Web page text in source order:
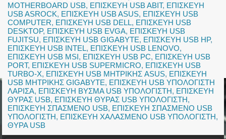
MOTHERBOARD USB, ΕΠΙΣΚΕΥΗ USB ABIT, ΕΠΙΣΚΕΥΗ
USB ASROCK, ΕΠΙΣΚΕΥΗ USB ASUS, ΕΠΙΣΚΕΥΗ USB
COMPUTER, ΕΠΙΣΚΕΥΗ USB DELL, ΕΠΙΣΚΕΥΗ USB
DESKTOP, ΕΠΙΣΚΕΥΗ USB EVGA, ΕΠΙΣΚΕΥΗ USB
FUJITSU, ΕΠΙΣΚΕΥΗ USB GIGABYTE, ΕΠΙΣΚΕΥΗ USB HP,
ΕΠΙΣΚΕΥΗ USB INTEL, ΕΠΙΣΚΕΥΗ USB LENOVO,
ΕΠΙΣΚΕΥΗ USB MSI, ΕΠΙΣΚΕΥΗ USB PC, ΕΠΙΣΚΕΥΗ USB
PORT, ΕΠΙΣΚΕΥΗ USB SUPERMICRO, ΕΠΙΣΚΕΥΗ USB
TURBO-X, ΕΠΙΣΚΕΥΗ USB ΜΗΤΡΙΚΗΣ ASUS, ΕΠΙΣΚΕΥΗ
USB ΜΗΤΡΙΚΗΣ GIGABYTE, ΕΠΙΣΚΕΥΗ USB ΥΠΟΛΟΓΙΣΤΗ
ΛΑΡΙΣΑ, ΕΠΙΣΚΕΥΗ ΒΥΣΜΑ USB ΥΠΟΛΟΓΙΣΤΗ, ΕΠΙΣΚΕΥΗ
ΘΥΡΑΣ USB, ΕΠΙΣΚΕΥΗ ΘΥΡΑΣ USB ΥΠΟΛΟΓΙΣΤΗ,
ΕΠΙΣΚΕΥΗ ΣΠΑΣΜΕΝΟ USB, ΕΠΙΣΚΕΥΗ ΣΠΑΣΜΕΝΟ USB
ΥΠΟΛΟΓΙΣΤΗ, ΕΠΙΣΚΕΥΗ ΧΑΛΑΣΜΕΝΟ USB ΥΠΟΛΟΓΙΣΤΗ,
ΘΥΡΑ USB